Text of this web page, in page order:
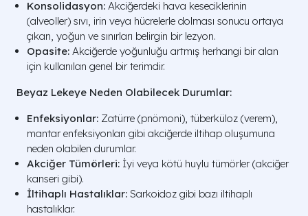
Konsolidasyon: Akciğerdeki hava keseciklerinin
(alveoller) sıvı, irin veya hücrelerle dolması sonucu ortaya
çıkan, yoğun ve sınırları belirgin bir lezyon.
Opasite: Akciğerde yoğunluğu artmış herhangi bir alan
için kullanılan genel bir terimdir.
Beyaz Lekeye Neden Olabilecek Durumlar:
Enfeksiyonlar: Zatürre (pnömoni), tüberküloz (verem),
mantar enfeksiyonları gibi akciğerde iltihap oluşumuna
neden olabilen durumlar.
Akciğer Tümörleri: İyi veya kötü huylu tümörler (akciğer
kanseri gibi).
İltihaplı Hastalıklar: Sarkoidoz gibi bazı iltihaplı
hastalıklar.